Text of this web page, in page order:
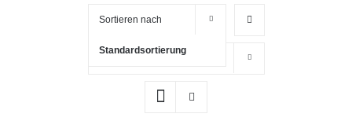
Sortieren nach
Standardsortierung